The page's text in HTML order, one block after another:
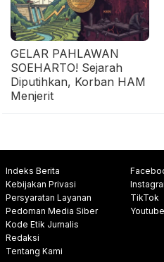
GELAR PAHLAWAN
SOEHARTO! Sejarah
Diputihkan, Korban HAM
Menjerit
Indeks Berita
Kebijakan Privasi
Persyaratan Layanan
Pedoman Media Siber
Kode Etik Jurnalis
Redaksi
Tentang Kami
TikTok
Youtube